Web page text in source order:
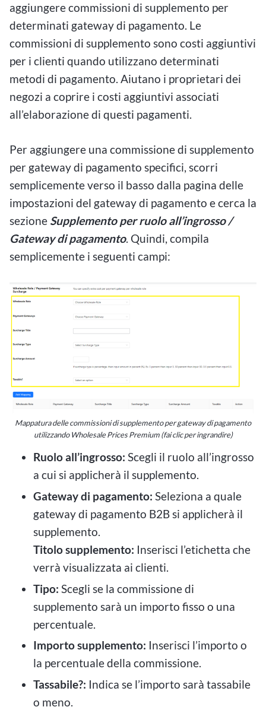
aggiungere commissioni di supplemento per
determinati gateway di pagamento. Le
commissioni di supplemento sono costi aggiuntivi
per i clienti quando utilizzano determinati
metodi di pagamento. Aiutano i proprietari dei
negozi a coprire i costi aggiuntivi associati
all’elaborazione di questi pagamenti.
Per aggiungere una commissione di supplemento
per gateway di pagamento specifici, scorri
semplicemente verso il basso dalla pagina delle
impostazioni del gateway di pagamento e cerca la
sezione Supplemento per ruolo all’ingrosso /
Gateway di pagamento. Quindi, compila
semplicemente i seguenti campi:
Mappatura delle commissioni di supplemento per gateway di pagamento
utilizzando Wholesale Prices Premium (fai clic per ingrandire)
Ruolo all’ingrosso: Scegli il ruolo all’ingrosso
a cui si applicherà il supplemento.
Gateway di pagamento: Seleziona a quale
gateway di pagamento B2B si applicherà il
supplemento.
Titolo supplemento: Inserisci l’etichetta che
verrà visualizzata ai clienti.
Tipo: Scegli se la commissione di
supplemento sarà un importo fisso o una
percentuale.
Importo supplemento: Inserisci l’importo o
la percentuale della commissione.
Tassabile?: Indica se l’importo sarà tassabile
o meno.